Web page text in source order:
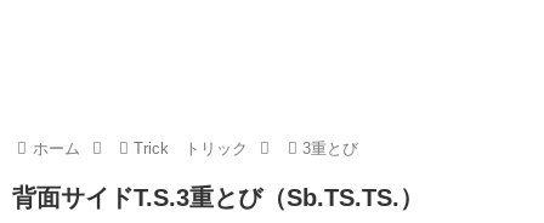
ホーム Trick トリック 3重とび
背面サイドT.S.3重とび（Sb.TS.TS.）